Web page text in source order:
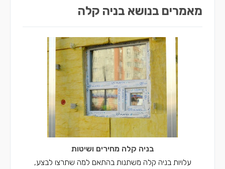
מאמרים בנושא בניה קלה
בניה קלה מחירים ושיטות
עלויות בניה קלה משתנות בהתאם למה שתרצו לבצע,